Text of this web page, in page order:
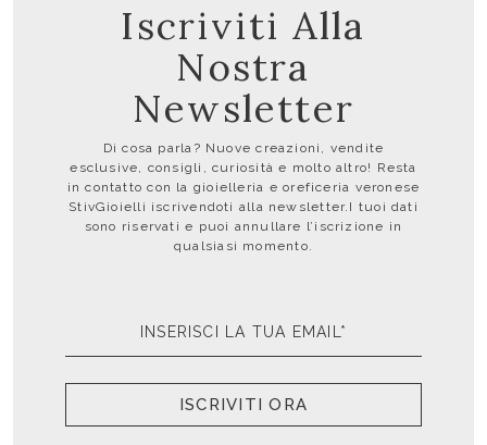
Iscriviti Alla
Nostra
Newsletter
Di cosa parla? Nuove creazioni, vendite
esclusive, consigli, curiosità e molto altro! Resta
in contatto con la gioielleria e oreficeria veronese
StivGioielli iscrivendoti alla newsletter.I tuoi dati
sono riservati e puoi annullare l’iscrizione in
qualsiasi momento.
ISCRIVITI ORA